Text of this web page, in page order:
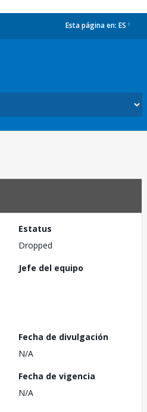
Esta página en: ES
Estatus
Dropped
Jefe del equipo
Fecha de divulgación
N/A
Fecha de vigencia
N/A